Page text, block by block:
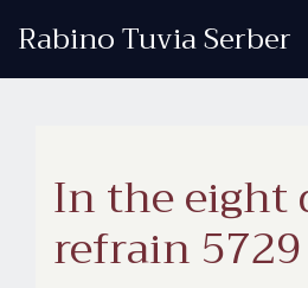
Rabino Tuvia Serber
In the eight
refrain